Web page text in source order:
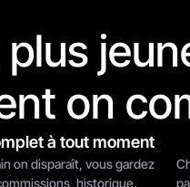
on
à tout moment
on disparaît, vous gardez
historique.